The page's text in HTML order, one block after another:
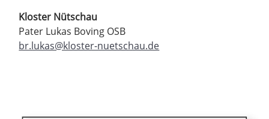
Kloster Nütschau
Pater Lukas Boving OSB
br.lukas@kloster-nuetschau.de